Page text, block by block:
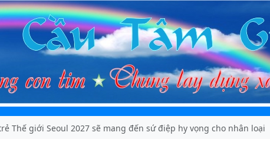
Thế giới Seoul 2027 sẽ mang đến sứ điệp hy vọng cho nhân loại